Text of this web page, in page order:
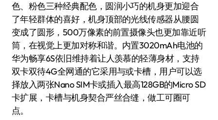
色、粉色三种经典配色，圆润小巧的机身更加迎合
了年轻群体的喜好，机身顶部的光线传感器从腰圆
变成了圆形，500万像素的前置摄像头也更加靠近听
筒，在视觉上更加对称和谐。内置3020mAh电池的
华为畅享6S依旧维持着让人羡慕的轻薄身材，支持
双卡双待4G全网通的它采用与或卡槽，用户可以选
择放入两张Nano SIM卡或插入最高128GB的Micro SD
卡扩展，卡槽与机身契合严丝合缝，做工可圈可
点。